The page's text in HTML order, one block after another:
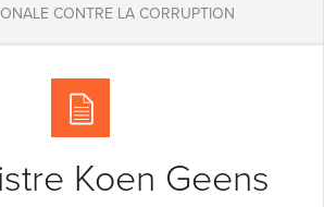
CONTRE LA CORRUPTION
Koen Geens